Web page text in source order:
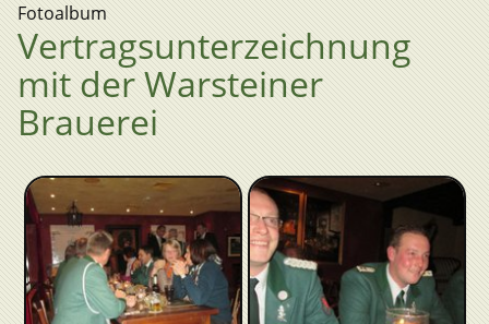
Fotoalbum
Vertragsunterzeichnung
mit der Warsteiner
Brauerei